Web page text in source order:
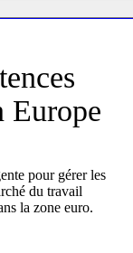
Europe
pour gérer les
du travail
la zone euro.